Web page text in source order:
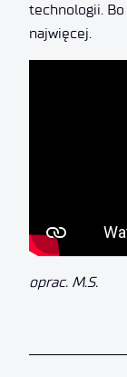
technologii.
najwięcej.
oprac. M.S.